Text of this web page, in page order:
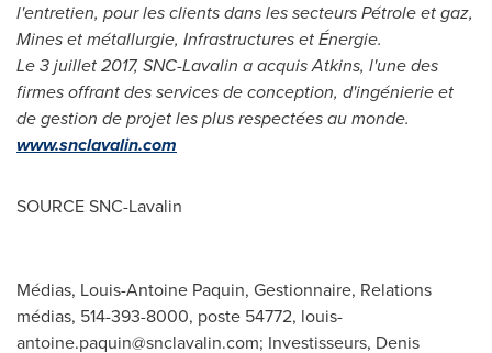
l'entretien, pour les clients dans les secteurs Pétrole et gaz,
Mines et métallurgie, Infrastructures et Énergie.
Le 3 juillet 2017, SNC-Lavalin a acquis Atkins, l'une des
firmes offrant des services de conception, d'ingénierie et
de gestion de projet les plus respectées au monde.
www.snclavalin.com
SOURCE SNC-Lavalin
Médias, Louis-Antoine Paquin, Gestionnaire, Relations
médias, 514-393-8000, poste 54772, louis-
antoine.paquin@snclavalin.com; Investisseurs, Denis